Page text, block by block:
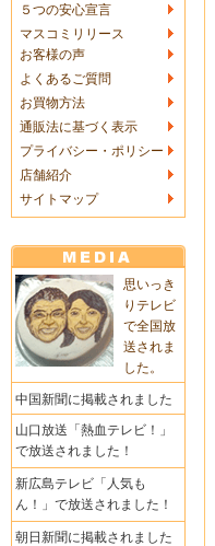
５つの安心宣言
マスコミリリース
お客様の声
よくあるご質問
お買物方法
通販法に基づく表示
プライバシー・ポリシー
店舗紹介
サイトマップ
思いっき
りテレビ
で全国放
送されま
した。
中国新聞に掲載されました
山口放送「熱血テレビ！」
で放送されました！
新広島テレビ「人気も
ん！」で放送されました！
朝日新聞に掲載されました